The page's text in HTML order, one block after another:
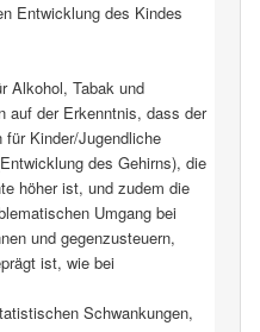
Entwicklung des Kindes
Alkohol, Tabak und
auf der Erkenntnis, dass der
Kinder/Jugendliche
des Gehirns), die
höher ist, und zudem die
Umgang bei
und gegenzusteuern,
ist, wie bei
Schwankungen,